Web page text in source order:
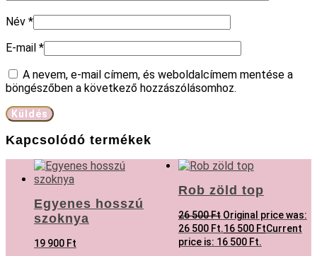
Név *
E-mail *
A nevem, e-mail címem, és weboldalcímem mentése a
böngészőben a következő hozzászólásomhoz.
Kapcsolódó termékek
Egyenes hosszú
szoknya
19 900 Ft
Rob zöld top
26 500Ft Original price was:
26 500 Ft.16 500 FtCurrent
price is: 16 500 Ft.